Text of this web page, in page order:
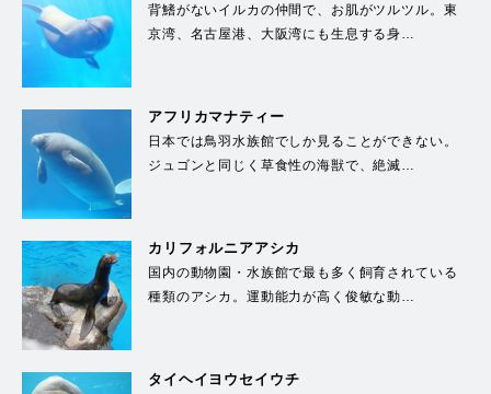
背鰭がないイルカの仲間で、お肌がツルツル。東
京湾、名古屋港、大阪湾にも生息する身…
アフリカマナティー
日本では鳥羽水族館でしか見ることができない。
ジュゴンと同じく草食性の海獣で、絶滅…
カリフォルニアアシカ
国内の動物園・水族館で最も多く飼育されている
種類のアシカ。運動能力が高く俊敏な動…
タイヘイヨウセイウチ